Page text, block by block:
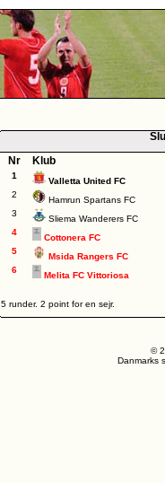
Nr
Klub
1
Valletta United FC
2
Hamrun Spartans FC
3
Sliema Wanderers FC
4
Cottonera FC
5
Msida Rangers FC
6
Melita FC Vittoriosa
5 runder. 2 point for en sejr.
©
Danmarks